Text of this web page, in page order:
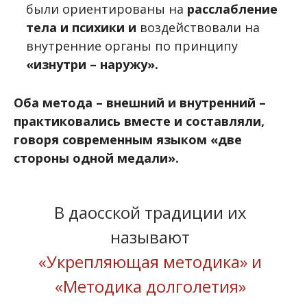
были ориентированы на расслабление
тела и психики и воздействовали на
внутренние органы по принципу
«изнутри – наружу».
Оба метода – внешний и внутренний –
практиковались вместе и составляли,
говоря современным языком «две
стороны одной медали».
В даосской традиции их
называют
«Укрепляющая методика» и
«Методика долголетия»